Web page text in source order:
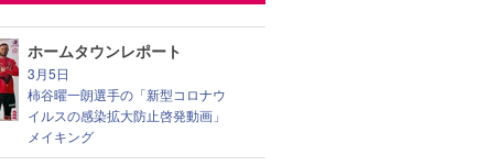
ホームタウンレポート
3月5日
柿谷曜一朗選手の「新型コロナウ
イルスの感染拡大防止啓発動画」
メイキング